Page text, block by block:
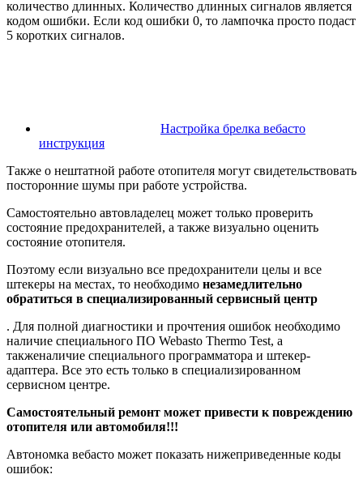
количество длинных. Количество длинных сигналов является
кодом ошибки. Если код ошибки 0, то лампочка просто подаст
5 коротких сигналов.
Настройка брелка вебасто
инструкция
Также о нештатной работе отопителя могут свидетельствовать
посторонние шумы при работе устройства.
Самостоятельно автовладелец может только проверить
состояние предохранителей, а также визуально оценить
состояние отопителя.
Поэтому если визуально все предохранители целы и все
штекеры на местах, то необходимо незамедлительно
обратиться в специализированный сервисный центр
. Для полной диагностики и прочтения ошибок необходимо
наличие специального ПО Webasto Thermo Test, а
такженаличие специального программатора и штекер-
адаптера. Все это есть только в специализированном
сервисном центре.
Самостоятельный ремонт может привести к повреждению
отопителя или автомобиля!!!
Автономка вебасто может показать нижеприведенные коды
ошибок: